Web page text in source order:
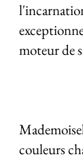
moteur de
couleurs